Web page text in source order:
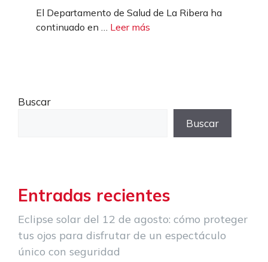
El Departamento de Salud de La Ribera ha
continuado en … Leer más
Buscar
Buscar
Entradas recientes
Eclipse solar del 12 de agosto: cómo proteger
tus ojos para disfrutar de un espectáculo
único con seguridad